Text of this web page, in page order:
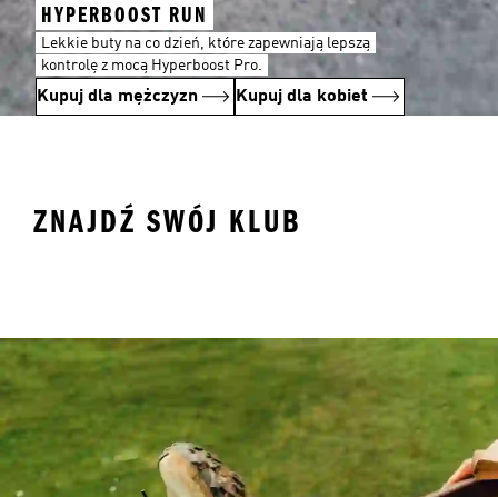
HYPERBOOST RUN
Lekkie buty na co dzień, które zapewniają lepszą
kontrolę z mocą Hyperboost Pro.
Kupuj dla mężczyzn Kupuj dla kobiet
ZNAJDŹ SWÓJ KLUB